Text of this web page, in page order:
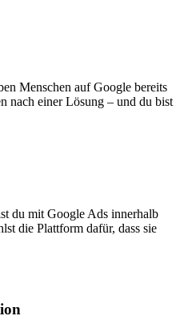
Menschen auf Google bereits
nach einer Lösung – und du bist
du mit Google Ads innerhalb
die Plattform dafür, dass sie